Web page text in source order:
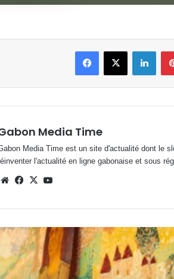
FacebookX
Media Time
Media Time est un site d'actualité dont le
l'actualité en ligne gabonaise et sous
WebsiteFacebook
X